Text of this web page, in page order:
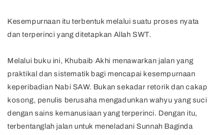
Kesempurnaan itu terbentuk melalui suatu proses nyata
dan terperinci yang ditetapkan Allah SWT.
Melalui buku ini, Khubaib Akhi menawarkan jalan yang
praktikal dan sistematik bagi mencapai kesempurnaan
keperibadian Nabi SAW. Bukan sekadar retorik dan cakap
kosong, penulis berusaha mengadunkan wahyu yang suci
dengan sains kemanusiaan yang terperinci. Dengan itu,
terbentanglah jalan untuk meneladani Sunnah Baginda